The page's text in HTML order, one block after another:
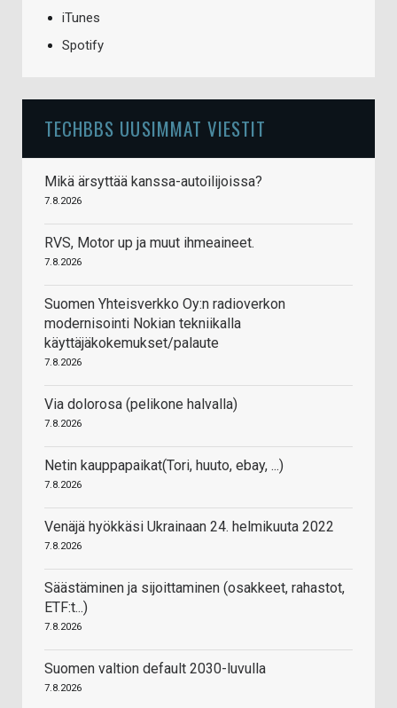
iTunes
Spotify
TECHBBS UUSIMMAT VIESTIT
Mikä ärsyttää kanssa-autoilijoissa?
7.8.2026
RVS, Motor up ja muut ihmeaineet.
7.8.2026
Suomen Yhteisverkko Oy:n radioverkon
modernisointi Nokian tekniikalla
käyttäjäkokemukset/palaute
7.8.2026
Via dolorosa (pelikone halvalla)
7.8.2026
Netin kauppapaikat(Tori, huuto, ebay, ...)
7.8.2026
Venäjä hyökkäsi Ukrainaan 24. helmikuuta 2022
7.8.2026
Säästäminen ja sijoittaminen (osakkeet, rahastot,
ETF:t...)
7.8.2026
Suomen valtion default 2030-luvulla
7.8.2026